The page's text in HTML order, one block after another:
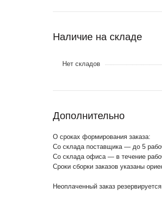
Наличие на складе
Нет складов
Дополнительно
О сроках формирования заказа:
Со склада поставщика — до 5
Со склада офиса — в течение
Сроки сборки заказов указаны
Неоплаченный заказ